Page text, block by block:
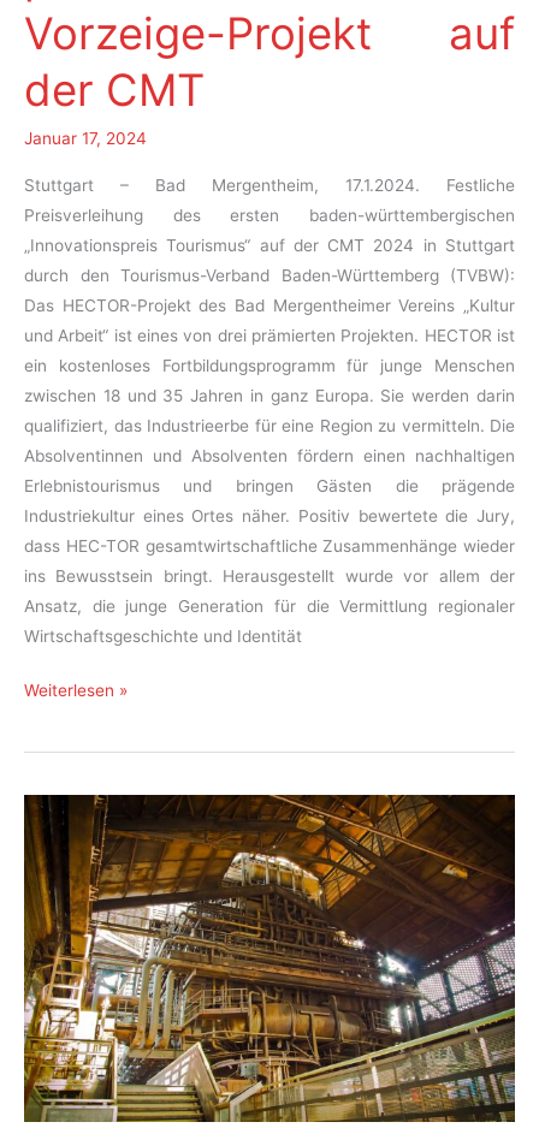
Vorzeige-Projekt auf
der CMT
Januar 17, 2024
Stuttgart – Bad Mergentheim, 17.1.2024. Festliche
Preisverleihung des ersten baden-württembergischen
„Innovationspreis Tourismus“ auf der CMT 2024 in Stuttgart
durch den Tourismus-Verband Baden-Württemberg (TVBW):
Das HECTOR-Projekt des Bad Mergentheimer Vereins „Kultur
und Arbeit“ ist eines von drei prämierten Projekten. HECTOR ist
ein kostenloses Fortbildungsprogramm für junge Menschen
zwischen 18 und 35 Jahren in ganz Europa. Sie werden darin
qualifiziert, das Industrieerbe für eine Region zu vermitteln. Die
Absolventinnen und Absolventen fördern einen nachhaltigen
Erlebnistourismus und bringen Gästen die prägende
Industriekultur eines Ortes näher. Positiv bewertete die Jury,
dass HEC-TOR gesamtwirtschaftliche Zusammenhänge wieder
ins Bewusstsein bringt. Herausgestellt wurde vor allem der
Ansatz, die junge Generation für die Vermittlung regionaler
Wirtschaftsgeschichte und Identität
Tourismus-
Baden-
prämiert
HECTOR
als
Vorzeige-
Projekt auf
der
CMT
Weiterlesen »